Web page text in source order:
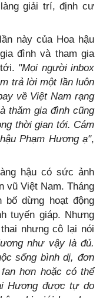
giải trí, định cư
này của Hoa hậu
đình và tham gia
"Mọi người inbox
trả lời một lần luôn
về Việt Nam rạng
thăm gia đình cũng
thời gian tới. Cám
Phạm Hương ạ",
hậu có sức ảnh
vũ Việt Nam. Tháng
bố dừng hoạt động
tuyến giáp. Nhưng
nhưng cô lại nói
như vậy là đủ.
sống bình dị, đơn
hơn hoặc có thể
Hương được tự do